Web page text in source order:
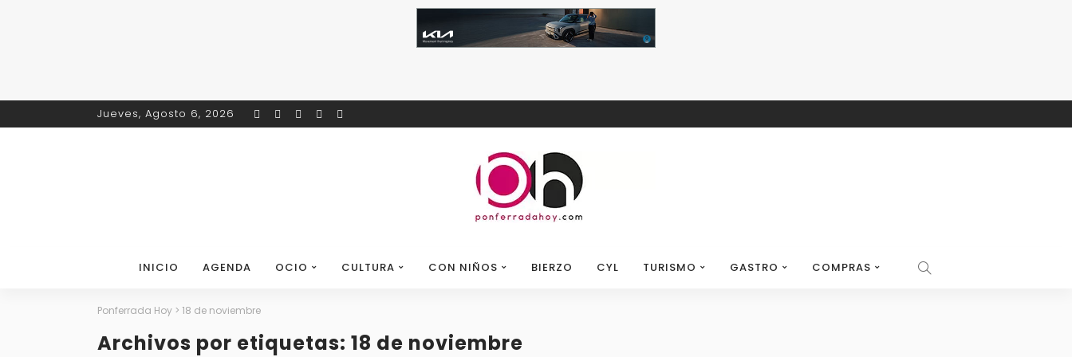
Jueves, Agosto 6, 2026
INICIO AGENDA OCIO CULTURA CON NIÑOS BIERZO CYL TURISMO GASTRO COMPRAS
Ponferrada Hoy > 18 de noviembre
Archivos por etiquetas: 18 de noviembre